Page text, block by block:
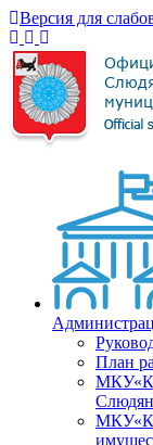
Версия для
План